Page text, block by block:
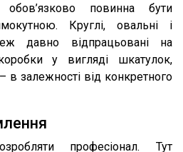
повинна бути
Круглі, овальні і
давно відпрацьовані на
у вигляді шкатулок,
в залежності від конкретного
професіонал. Тут